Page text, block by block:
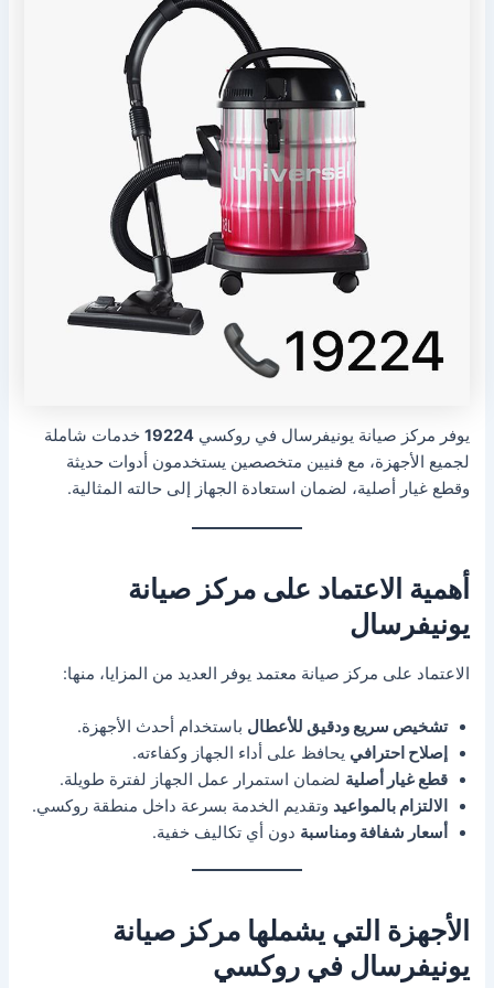
يوفر مركز صيانة يونيفرسال في روكسي19224 خدمات شاملة
لجميع الأجهزة، مع فنيين متخصصين يستخدمون أدوات حديثة
وقطع غيار أصلية، لضمان استعادة الجهاز إلى حالته المثالية.
أهمية الاعتماد على مركز صيانة
يونيفرسال
الاعتماد على مركز صيانة معتمد يوفر العديد من المزايا، منها:
تشخيص سريع ودقيق للأعطال باستخدام أحدث الأجهزة.
إصلاح احترافي يحافظ على أداء الجهاز وكفاءته.
قطع غيار أصلية لضمان استمرار عمل الجهاز لفترة طويلة.
الالتزام بالمواعيد وتقديم الخدمة بسرعة داخل منطقة روكسي.
أسعار شفافة ومناسبة دون أي تكاليف خفية.
الأجهزة التي يشملها مركز صيانة
يونيفرسال في روكسي